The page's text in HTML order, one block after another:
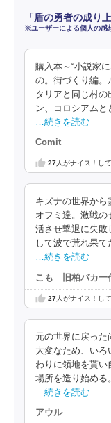
「盾の勇者の成
※ユーザーによる個人の感
購入本～“小説家
の。街づくり編。
タリアと同じ村の
ン、コロシアム
…続きを読む
Comit
27人がナイス！し
キズナの世界から
オフミ達。激戦の
活させ撃退に失敗
して波で荒れ果
…続きを読む
こも 旧柏バカ一
27人がナイス！し
元の世界に戻っ
大変なため、い
わりに領地を貰
場所を造り始める
…続きを読む
アウル